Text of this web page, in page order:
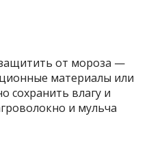
от мороза —
материалы или
сохранить влагу и
и мульча